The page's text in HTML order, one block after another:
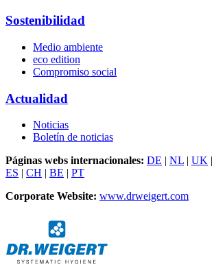
Sostenibilidad
Medio ambiente
eco edition
Compromiso social
Actualidad
Noticias
Boletín de noticias
Páginas webs internacionales: DE | NL | UK |
ES | CH | BE | PT
Corporate Website: www.drweigert.com